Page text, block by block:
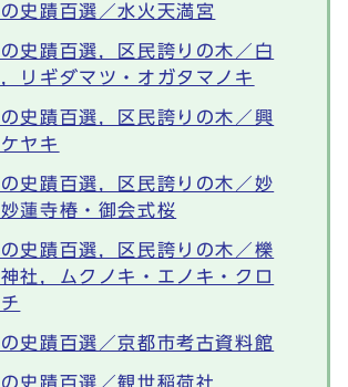
の史蹟百選／水火天満宮
の史蹟百選，区民誇りの木／白
リギダマツ・オガタマノキ
の史蹟百選，区民誇りの木／興
ヤキ
の史蹟百選，区民誇りの木／妙
蓮寺椿・御会式桜
の史蹟百選，区民誇りの木／櫟
社，ムクノキ・エノキ・クロ
の史蹟百選／京都市考古資料館
の史蹟百選／観世稲荷社